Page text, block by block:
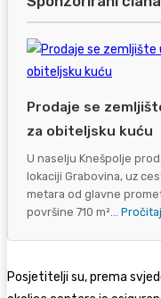
Prodaje se
za obiteljsku kuću
U naselju Knešpolje
lokaciji Grabovina, uz
metara od glavne
površine 710 m²...
Posjetitelji su, prema